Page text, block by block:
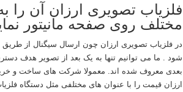
فلزیاب تصویری ارزان آن
مختلف روی صفحه مانیتور
در فلزیاب تصویری ارزان چون ارسال سیگنال از
بعدی معروف شده اند. معمولا شرکت های ساخت و
ارزان قیمت را با عنوان های مختلفی مثل دستگاه